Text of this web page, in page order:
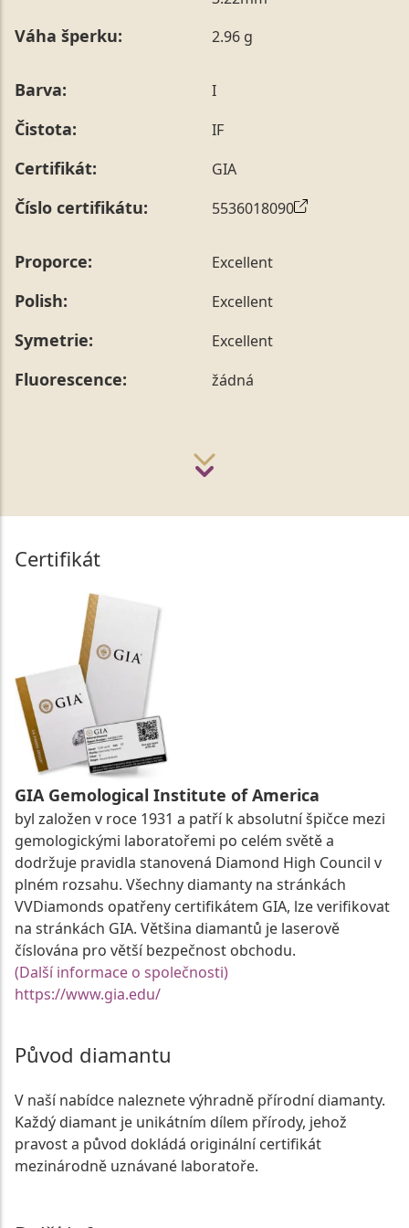
sdělit během jejího telefonického ověření, které z naší
Pro sdělení skladové velikosti tohoto konkrétního
Váha šperku: 2.96 g
Barva: I
Čistota: IF
Certifikát: GIA
Číslo certifikátu: 5536018090
Proporce: Excellent
Polish: Excellent
Symetrie: Excellent
Fluorescence: žádná
Certifikát
GIA Gemological Institute of America
byl založen v roce 1931 a patří k absolutní špičce mezi
gemologickými laboratořemi po celém světě a
dodržuje pravidla stanovená Diamond High Council v
plném rozsahu. Všechny diamanty na stránkách
VVDiamonds opatřeny certifikátem GIA, lze verifikovat
na stránkách GIA. Většina diamantů je laserově
číslována pro větší bezpečnost obchodu.
(Další informace o společnosti)
https://www.gia.edu/
Původ diamantu
V naší nabídce naleznete výhradně přírodní diamanty.
Každý diamant je unikátním dílem přírody, jehož
pravost a původ dokládá originální certifikát
mezinárodně uznávané laboratoře.